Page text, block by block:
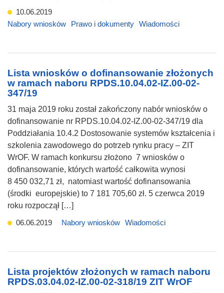
10.06.2019
Nabory wniosków
Prawo i dokumenty Wiadomości
Lista wniosków o dofinansowanie złożonych
w ramach naboru RPDS.10.04.02-IZ.00-02-
347/19
31 maja 2019 roku został zakończony nabór wniosków o
dofinansowanie nr RPDS.10.04.02-IZ.00-02-347/19 dla
Poddziałania 10.4.2 Dostosowanie systemów kształcenia i
szkolenia zawodowego do potrzeb rynku pracy – ZIT
WrOF. W ramach konkursu złożono 7 wniosków o
dofinansowanie, których wartość całkowita wynosi
8 450 032,71 zł, natomiast wartość dofinansowania
(środki europejskie) to 7 181 705,60 zł. 5 czerwca 2019
roku rozpoczął […]
06.06.2019
Nabory wniosków Wiadomości
Lista projektów złożonych w ramach naboru
RPDS.03.04.02-IZ.00-02-318/19 ZIT WrOF